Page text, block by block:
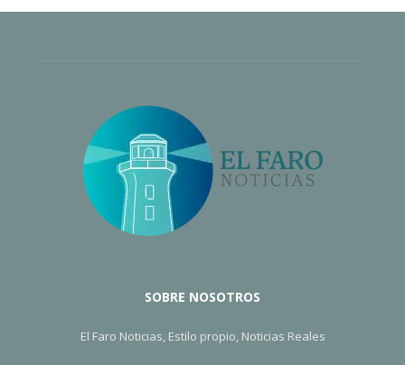
SOBRE NOSOTROS
El Faro Noticias, Estilo propio, Noticias Reales